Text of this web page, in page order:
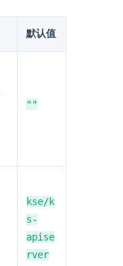
默认值
""
kse/k
s-
apise
rver